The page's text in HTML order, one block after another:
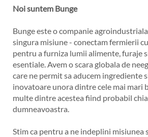
Noi suntem Bunge
Bunge este o companie
singura misiune - conectam fermierii
pentru a furniza lumii alimente, furaje
esentiale. Avem o scara globala de
care ne permit sa aducem ingrediente
inovatoare unora dintre cele mai mari
multe dintre acestea fiind probabil
dumneavoastra.
Stim ca pentru a ne indeplini misiunea